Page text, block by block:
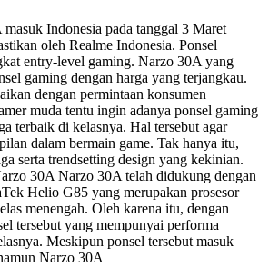
Indonesia pada tanggal 3 Maret
oleh Realme Indonesia. Ponsel
entry-level gaming. Narzo 30A yang
gaming dengan harga yang terjangkau.
dengan permintaan konsumen
muda tentu ingin adanya ponsel gaming
terbaik di kelasnya. Hal tersebut agar
dalam bermain game. Tak hanya itu,
serta trendsetting design yang kekinian.
30A Narzo 30A telah didukung dengan
Helio G85 yang merupakan prosesor
menengah. Oleh karena itu, dengan
tersebut yang mempunyai performa
Meskipun ponsel tersebut masuk
Narzo 30A